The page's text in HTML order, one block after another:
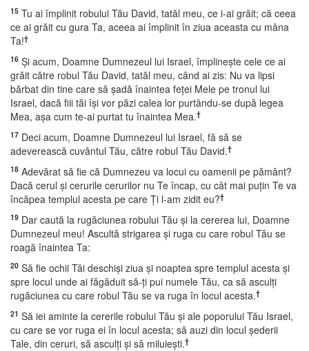
15 Tu ai împlinit robului Tău David, tatăl meu, ce i-ai grăit; că ceea
ce ai grăit cu gura Ta, aceea ai împlinit în ziua aceasta cu mâna
Ta!†
16 Şi acum, Doamne Dumnezeul lui Israel, împlineşte cele ce ai
grăit către robul Tău David, tatăl meu, când ai zis: Nu va lipsi
bărbat din tine care să şadă înaintea feţei Mele pe tronul lui
Israel, dacă fiii tăi îşi vor păzi calea lor purtându-se după legea
Mea, aşa cum te-ai purtat tu înaintea Mea.†
17 Deci acum, Doamne Dumnezeul lui Israel, fă să se
adeverească cuvântul Tău, către robul Tău David.†
18 Adevărat să fie că Dumnezeu va locui cu oamenii pe pământ?
Dacă cerul şi cerurile cerurilor nu Te încap, cu cât mai puţin Te va
încăpea templul acesta pe care Ţi l-am zidit eu?†
19 Dar caută la rugăciunea robului Tău şi la cererea lui, Doamne
Dumnezeul meu! Ascultă strigarea şi ruga cu care robul Tău se
roagă înaintea Ta:
20 Să fie ochii Tăi deschişi ziua şi noaptea spre templul acesta şi
spre locul unde ai făgăduit să-ţi pui numele Tău, ca să asculţi
rugăciunea cu care robul Tău se va ruga în locul acesta.†
21 Să iei aminte la cererile robului Tău şi ale poporului Tău Israel,
cu care se vor ruga ei în locul acesta; să auzi din locul şederii
Tale, din ceruri, să asculţi şi să miluieşti.†